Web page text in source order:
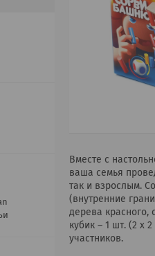
Вместе с
ваша семья
так и взрослым.
(внутренние
дерева красного,
кубик – 1 шт. (2 х
участников.